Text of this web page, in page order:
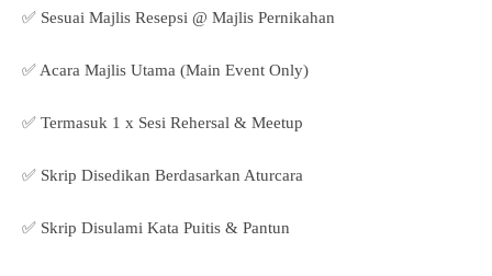
✅ Sesuai Majlis Resepsi @ Majlis Pernikahan
✅ Acara Majlis Utama (Main Event Only)
✅ Termasuk 1 x Sesi Rehersal & Meetup
✅ Skrip Disedikan Berdasarkan Aturcara
✅ Skrip Disulami Kata Puitis & Pantun